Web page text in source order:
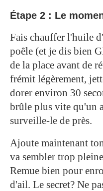
Étape 2 : Le
Fais chauffer l'huile
poêle (et je dis bien
de la place avant de
frémit légèrement,
dorer environ 30
brûle plus vite qu'un
surveille-le de près.
Ajoute maintenant
va sembler trop
Remue bien pour
d'ail. Le secret? Ne